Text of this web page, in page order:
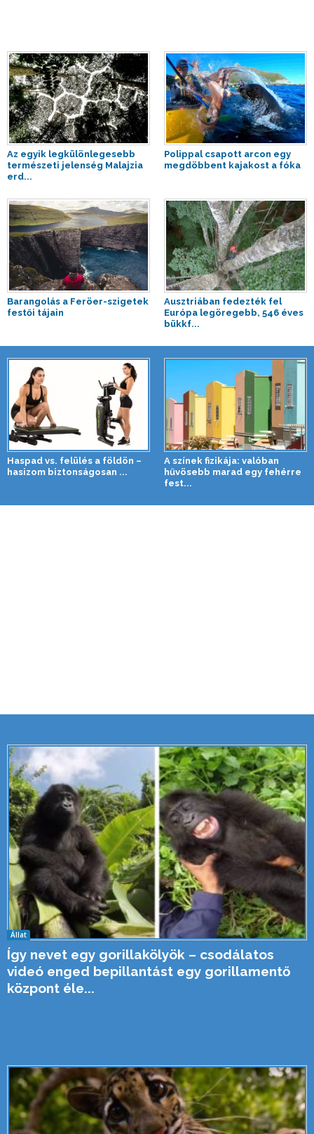
Az egyik legkülönlegesebb
természeti jelenség Malajzia
erd...
Polippal csapott arcon egy
megdöbbent kajakost a fóka
Barangolás a Feröer-szigetek
festői tájain
Ausztriában fedezték fel
Európa legöregebb, 546 éves
bükkf...
Haspad vs. felülés a földön –
hasizom biztonságosan ...
A színek fizikája: valóban
hűvösebb marad egy fehérre
fest...
Állat
Így nevet egy gorillakölyök – csodálatos
videó enged bepillantást egy gorillamentő
központ éle...